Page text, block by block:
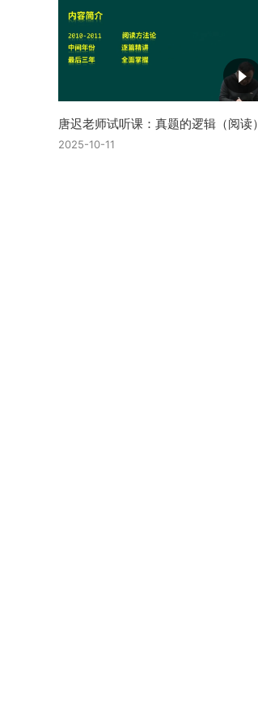
唐迟老师试听课：真题的逻辑（阅读）
2025-10-11